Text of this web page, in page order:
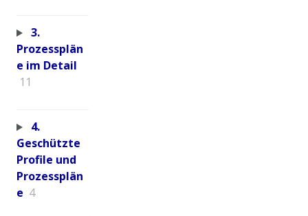
3.
Prozessplän
e im Detail
11
4.
Geschützte
Profile und
Prozessplän
e 4